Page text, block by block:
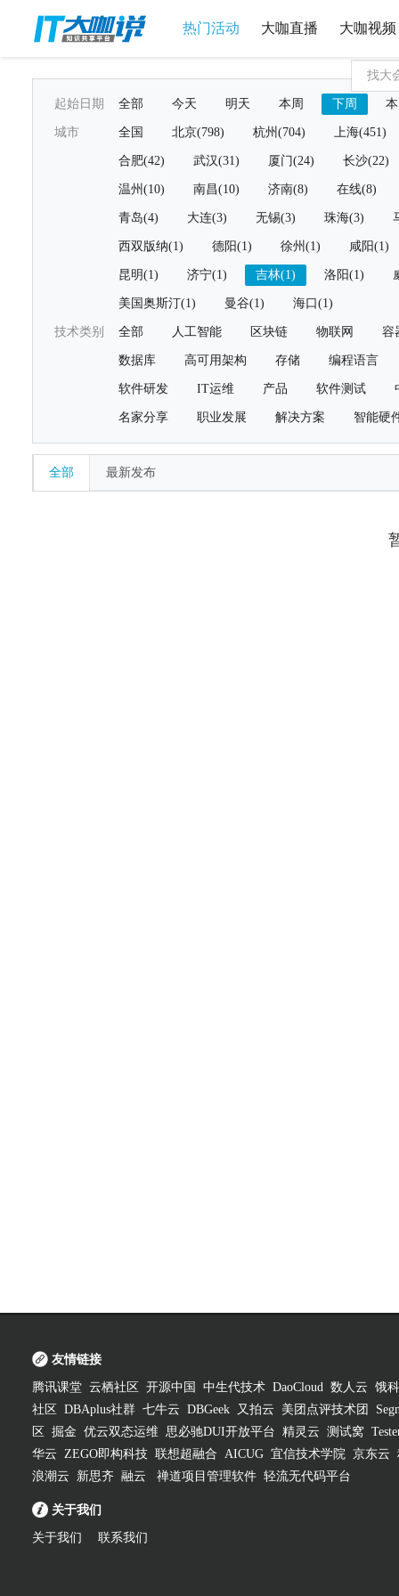
热门活动 大咖直播 大咖视频
起始日期 全部 今天 明天 本周 下周
城市 全国 北京(798) 杭州(704) 上海(451)
合肥(42) 武汉(31) 厦门(24) 长沙(22)
温州(10) 南昌(10) 济南(8) 在线(8)
青岛(4) 大连(3) 无锡(3) 珠海(3)
西双版纳(1) 德阳(1) 徐州(1) 咸阳(1)
昆明(1) 济宁(1) 吉林(1) 洛阳(1)
美国奥斯汀(1) 曼谷(1) 海口(1)
技术类别 全部 人工智能 区块链 物联网 容
数据库 高可用架构 存储 编程语言
软件研发 IT运维 产品 软件测试
名家分享 职业发展 解决方案 智能硬
全部 最新发布
友情链接
腾讯课堂 云栖社区 开源中国 中生代技术 DaoCloud 数人云 饿
社区
DBAplus社群 七牛云 DBGeek 又拍云 美团点评技术团
区
掘金 优云双态运维 思必驰DUI开放平台 精灵云 测试窝
华云 ZEGO即构科技 联想超融合 AICUG 宜信技术学院 京东云
浪潮云
新思齐 融云 禅道项目管理软件 轻流无代码平台
关于我们
关于我们 联系我们